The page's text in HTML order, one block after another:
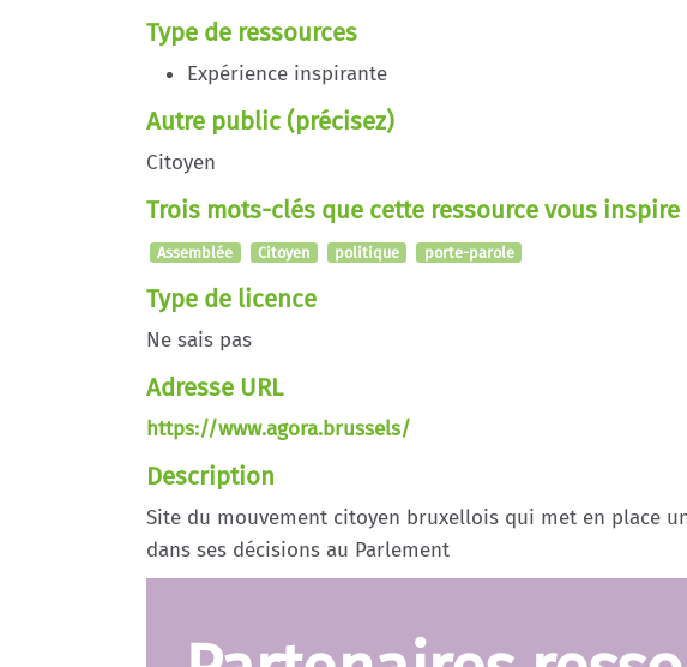
Type de ressources
Expérience inspirante
Autre public (précisez)
Citoyen
Trois mots-clés que cette ressource vous inspire
Assemblée Citoyen politique porte-parole
Type de licence
Ne sais pas
Adresse URL
https://www.agora.brussels/
Description
Site du mouvement citoyen bruxellois qui met en place
dans ses décisions au Parlement